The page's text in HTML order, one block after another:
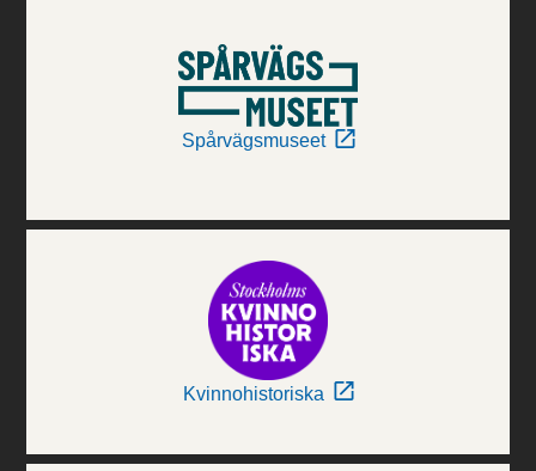
Spårvägsmuseet
Kvinnohistoriska